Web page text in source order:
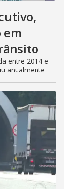
em
entre 2014 e
anualmente